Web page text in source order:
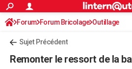
ACTUALITÉS
Politique
Société
Faits Divers
Education
Monde
Villes
+
S'inscrire
Connexion
Forum Forum Bricolage Outillage
Sujet Précédent
Remonter le ressort de la